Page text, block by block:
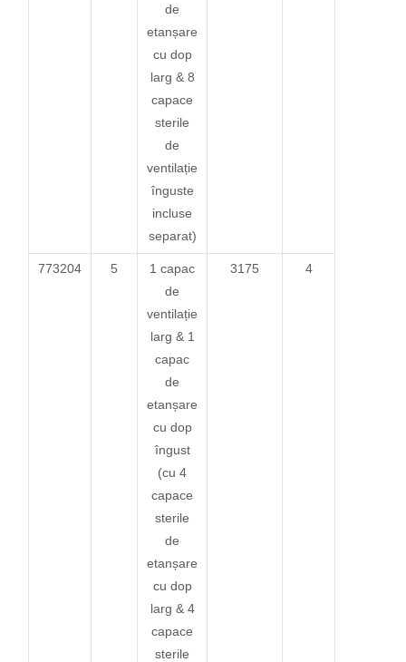
de
etanșare
cu dop
larg & 8
capace
sterile
de
ventilație
înguste
incluse
separat)
773204 5
1 capac
de
ventilație
larg & 1
capac
de
etanșare
cu dop
îngust
(cu 4
capace
sterile
de
etanșare
cu dop
larg & 4
capace
sterile
3175 4